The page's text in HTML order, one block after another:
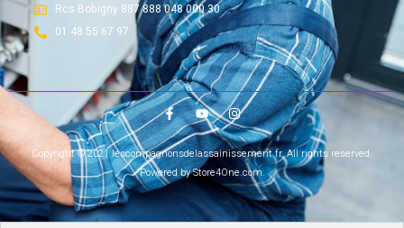
Rcs Bobigny 887 888 048 000 30
01 48 55 67 97
Copyright © 2021 lescompagnonsdelassainissement.fr, All rights reserved.
Powered by Store4One.com.